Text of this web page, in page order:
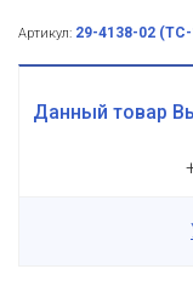
Артикул: 29-4138-02
Данный товар